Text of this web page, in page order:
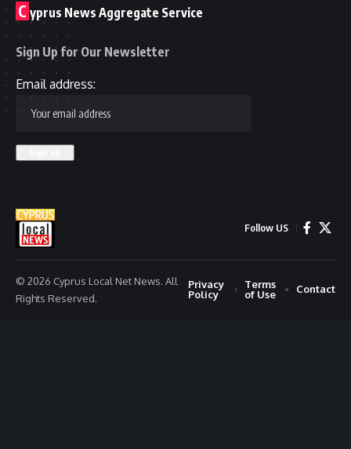
C yprus News Aggregate Service
Sign Up for Our Newsletter
Email address:
Follow US
© 2026 Cyprus Local Net News. All
Rights Reserved.
Privacy
Policy
Terms
of Use
Contact